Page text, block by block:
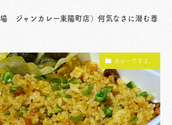
ジャンカレー東陽町店）何気なさに潜む尊
カレーですよ。